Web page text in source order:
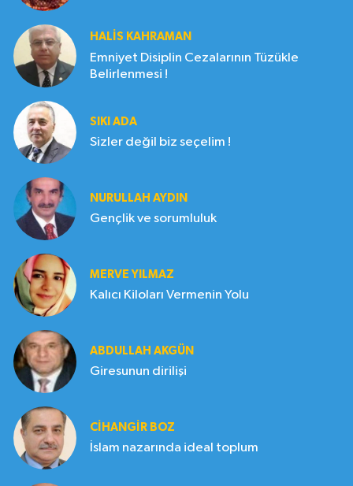
HALIS KAHRAMAN
Emniyet Disiplin Cezalarının Tüzükle
Belirlenmesi !
SIKI ADA
Sizler değil biz seçelim !
NURULLAH AYDIN
Gençlik ve sorumluluk
MERVE YILMAZ
Kalıcı Kiloları Vermenin Yolu
ABDULLAH AKGÜN
Giresunun dirilişi
CIHANGIR BOZ
İslam nazarında ideal toplum